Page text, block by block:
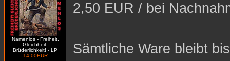
Namenlos - Freiheit,
Gleichheit,
Brüderlichkeit! - LP
14.00EUR
2,50 EUR / bei
Sämtliche Ware bleibt